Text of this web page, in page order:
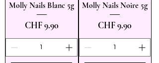
Molly Nails Blanc 5g
Preis
CHF 9.90
Molly Nails Noire 5g
Preis
CHF 9.90